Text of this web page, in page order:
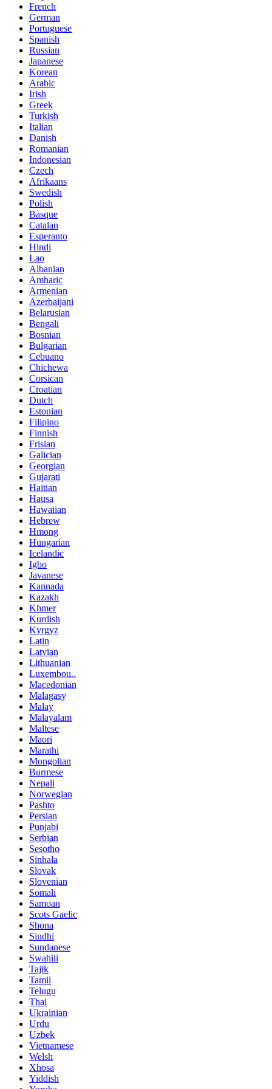
French
German
Portuguese
Spanish
Russian
Japanese
Korean
Arabic
Irish
Greek
Turkish
Italian
Danish
Romanian
Indonesian
Czech
Afrikaans
Swedish
Polish
Basque
Catalan
Esperanto
Hindi
Lao
Albanian
Amharic
Armenian
Azerbaijani
Belarusian
Bengali
Bosnian
Bulgarian
Cebuano
Chichewa
Corsican
Croatian
Dutch
Estonian
Filipino
Finnish
Frisian
Galician
Georgian
Gujarati
Haitian
Hausa
Hawaiian
Hebrew
Hmong
Hungarian
Icelandic
Igbo
Javanese
Kannada
Kazakh
Khmer
Kurdish
Kyrgyz
Latin
Latvian
Lithuanian
Luxembou..
Macedonian
Malagasy
Malay
Malayalam
Maltese
Maori
Marathi
Mongolian
Burmese
Nepali
Norwegian
Pashto
Persian
Punjabi
Serbian
Sesotho
Sinhala
Slovak
Slovenian
Somali
Samoan
Scots Gaelic
Shona
Sindhi
Sundanese
Swahili
Tajik
Tamil
Telugu
Thai
Ukrainian
Urdu
Uzbek
Vietnamese
Welsh
Xhosa
Yiddish